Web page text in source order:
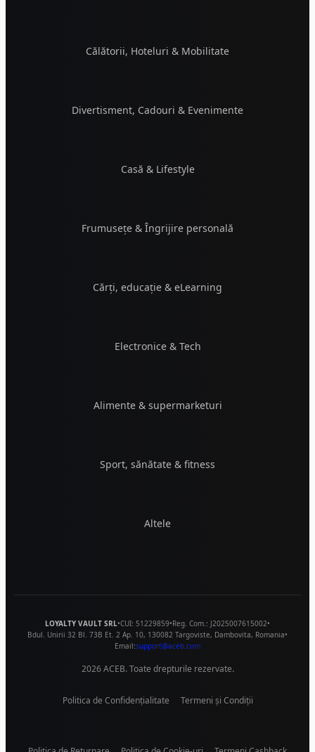
Călătorii, Hoteluri & Mobilitate
Divertisment, Cadouri & Evenimente
Casă & Lifestyle
Frumusețe & Îngrijire personală
Cărți, educație & eLearning
Electronice & Tech
Alimente & supermarketuri
Sport, sănătate & fitness
Altele
LOYALTY VAULT SRL•CUI: 51229859•Reg. Com.: J2025007615002•
Bdul. Unirii 32 Bl. 73B Et. 2 Ap. 10, 130082 Targoviste, Dambovita, Romania•
Email:support@aceb.com
2026 ACEB. Toate drepturile rezervate.
Politica de Confidențialitate Termeni și Condiții